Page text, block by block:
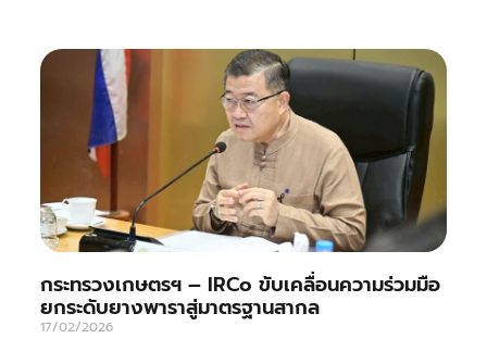
กระทรวงเกษตรฯ – IRCo ขับเคลื่อนความร่วมมือ
ยกระดับยางพาราสู่มาตรฐานสากล
17/02/2026